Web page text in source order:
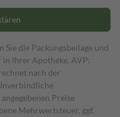
Sie die Packungsbeilage und
Ihrer Apotheke. AVP:
nach der
Preise
Mehrwertsteuer, ggf.